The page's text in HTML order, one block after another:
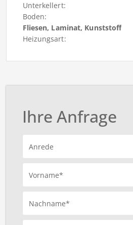
Unterkellert:
Boden:
Fliesen, Laminat, Kunststoff
Heizungsart:
Ihre Anfrage
Anrede
Vorname*
Nachname*